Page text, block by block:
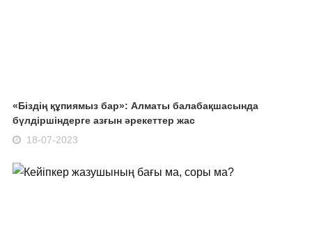
«Біздің құпиямыз бар»: Алматы балабақшасында
бүлдіршіндерге азғын әрекеттер жас
18-07-2023